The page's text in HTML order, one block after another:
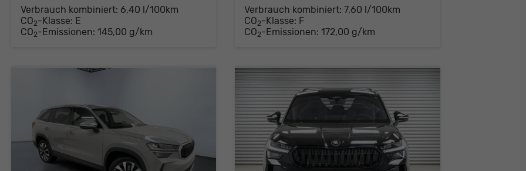
Verbrauch kombiniert: 6,40 l/100km
CO2-Klasse: E
CO2-Emissionen: 145,00 g/km
Verbrauch kombiniert:7,60 l/100km
CO2-Klasse: F
CO2-Emissionen:172,00 g/km